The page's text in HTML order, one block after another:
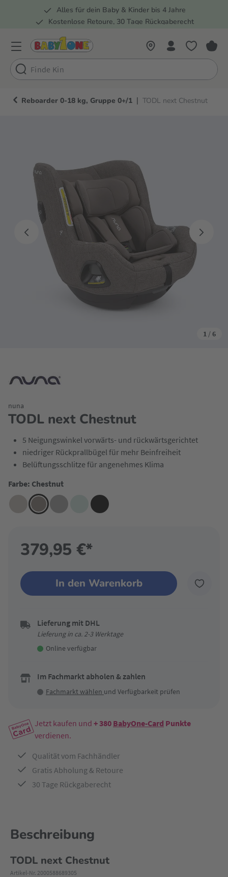
Zur Hauptnavigation springen
Alles für dein Baby & Kinder bis 4 Jahre
Kostenlose Retoure, 30 Tage Rückgaberecht
Reboarder 0-18 kg, Gruppe 0+/1 | TODL next Chestnut
1 /6
TODL next Chestnut
nuna
5 Neigungswinkel vorwärts- und rückwärtsgerichtet
niedriger Rückprallbügel für mehr Beinfreiheit
Belüftungsschlitze für angenehmes Klima
Farbe: Chestnut
379,95 €*
In den Warenkorb
Lieferung mit DHL
Lieferung in ca. 2-3 Werktage
Online verfügbar
Im Fachmarkt abholen & zahlen
Fachmarkt wählen und Verfügbarkeit prüfen
Jetzt kaufen und + 380 BabyOne-Card Punkte
verdienen.
Qualität vom Fachhändler
Gratis Abholung & Retoure
30 Tage Rückgaberecht
Beschreibung
TODL next Chestnut
Artikel-Nr. 2000588689305